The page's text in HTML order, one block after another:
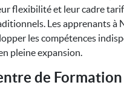
flexibilité et leur cadre
Les apprenants à
les compétences
pleine expansion.
de Formation